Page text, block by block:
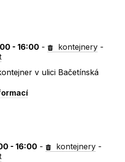
- 16:00 - kontejnery -
v ulici Bačetínská
- 16:00 - kontejnery -